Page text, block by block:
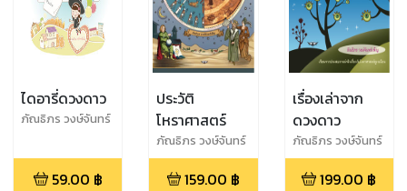
ไดอารี่ดวงดาว
ภัณธิภร วงษ์จันทร์
59.00 ฿
ประวัติ
โหราศาสตร์
ภัณธิภร วงษ์จันทร์
เพ็ญ
159.00 ฿
เรื่องเล่าจาก
ดวงดาว
ภัณธิภร วงษ์จันทร์
เพ็ญ
199.00 ฿